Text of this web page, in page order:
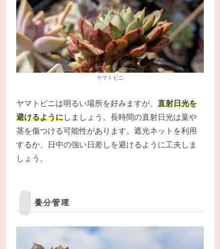
ヤマトビニ
ヤマトビニは明るい場所を好みますが、 直射日光を
避けるようにしましょう。長時間の直射日光は葉や
茎を傷つける可能性があります。遮光ネットを利用
するか、日中の強い日差しを避けるように工夫しま
しょう。
養分管理